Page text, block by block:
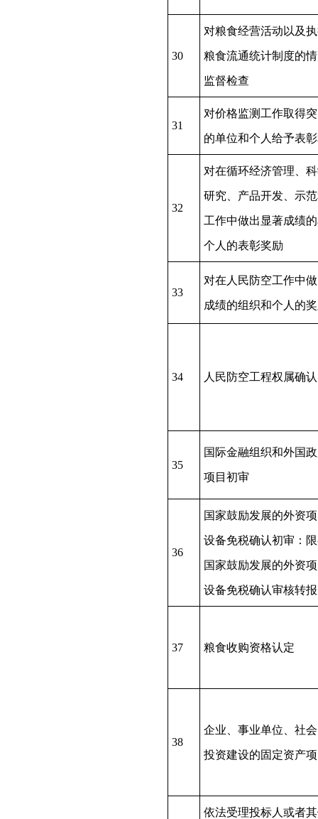
30
对粮食经营活动以及
粮食流通统计制度的
监督检查
31
对价格监测工作取得
的单位和个人给予表
32
对在循环经济管理、
研究、产品开发、示
工作中做出显著成绩
个人的表彰奖励
33
对在人民防空工作中
成绩的组织和个人的
34 人民防空工程权属确认
35
国际金融组织和外国
项目初审
36
国家鼓励发展的外资
设备免税确认初审：
国家鼓励发展的外资
设备免税确认审核转报
37 粮食收购资格认定
38
企业、事业单位、社
投资建设的固定资产
依法受理投标人或者